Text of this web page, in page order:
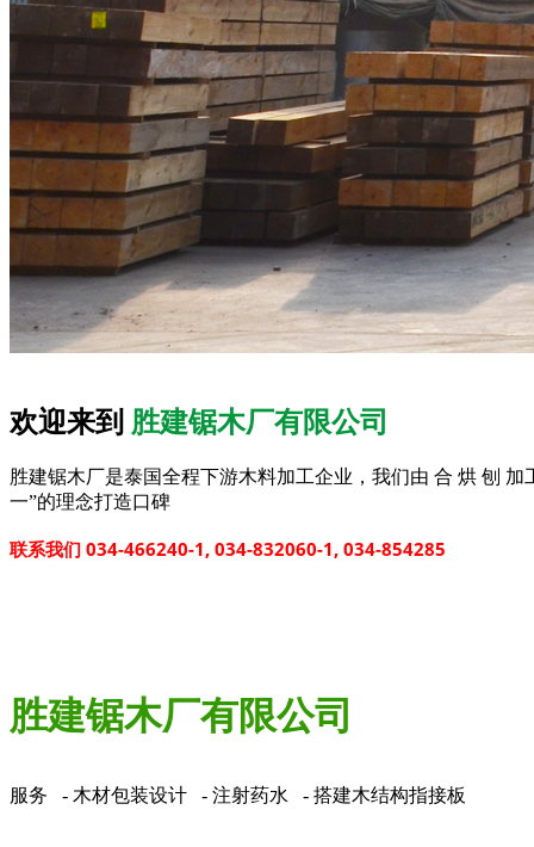
欢迎来到 胜建锯木厂有限公司
胜建锯木厂是泰国全程下游木料加工企业，我们由 合 烘 刨
一”的理念打造口碑
联系我们 034-466240-1, 034-832060-1, 034-854285
胜建锯木厂有限公司
服务 - 木材包装设计 - 注射药水 - 搭建木结构指接板